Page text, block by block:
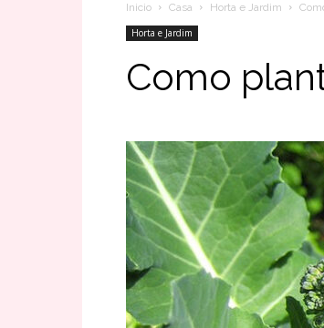
Inicio Casa Horta e Jardim
Horta e Jardim
Como